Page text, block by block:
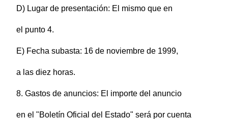
D) Lugar de presentación: El mismo que en
el punto 4.
E) Fecha subasta: 16 de noviembre de 1999,
a las diez horas.
8. Gastos de anuncios: El importe del anuncio
en el "Boletín Oficial del Estado" será por cuenta